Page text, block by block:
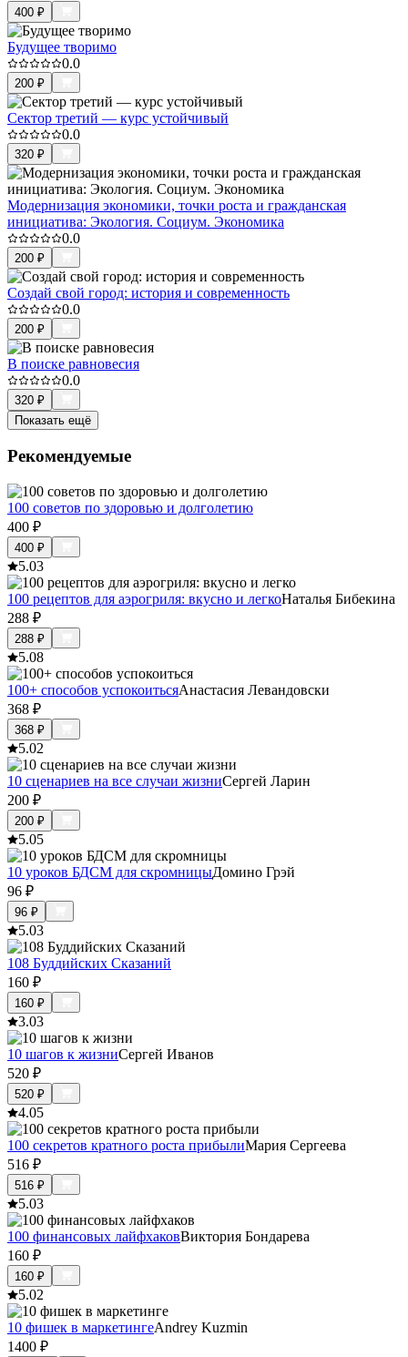
400 ₽
Будущее творимо
0.0
200 ₽
Сектор третий — курс устойчивый
0.0
320 ₽
Модернизация экономики, точки роста и гражданская
инициатива: Экология. Социум. Экономика
0.0
200 ₽
Создай свой город: история и современность
0.0
200 ₽
В поиске равновесия
0.0
320 ₽
Показать ещё
Рекомендуемые
100 советов по здоровью и долголетию
400 ₽
400 ₽
5.03
100 рецептов для аэрогриля: вкусно и легкоНаталья Бибекина
288 ₽
288 ₽
5.08
100+ способов успокоитьсяАнастасия Левандовски
368 ₽
368 ₽
5.02
10 сценариев на все случаи жизниСергей Ларин
200 ₽
200 ₽
5.05
10 уроков БДСМ для скромницыДомино Грэй
96 ₽
96 ₽
5.03
108 Буддийских Сказаний
160 ₽
160 ₽
3.03
10 шагов к жизниСергей Иванов
520 ₽
520 ₽
4.05
100 секретов кратного роста прибылиМария Сергеева
516 ₽
516 ₽
5.03
100 финансовых лайфхаковВиктория Бондарева
160 ₽
160 ₽
5.02
10 фишек в маркетингеAndrey Kuzmin
1400 ₽